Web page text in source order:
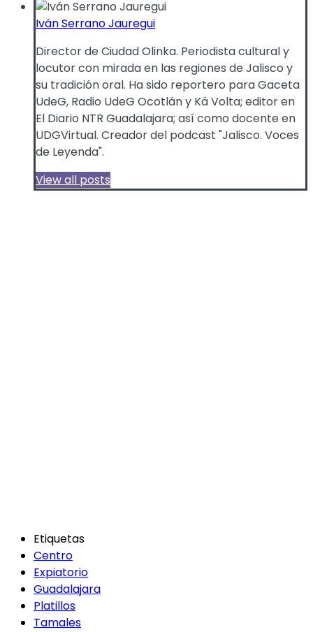
Iván Serrano Jauregui
Director de Ciudad Olinka. Periodista cultural y
locutor con mirada en las regiones de Jalisco y
su tradición oral. Ha sido reportero para Gaceta
UdeG, Radio UdeG Ocotlán y Kä Volta; editor en
El Diario NTR Guadalajara; así como docente en
UDGVirtual. Creador del podcast "Jalisco. Voces
de Leyenda".
View all posts
Etiquetas
Centro
Expiatorio
Guadalajara
Platillos
Tamales